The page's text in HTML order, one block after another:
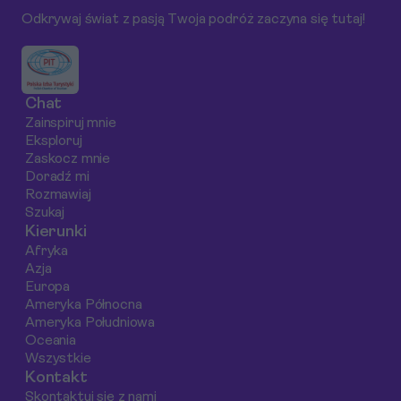
sangria. Dowiedz się,
dotyczącą
Odkrywaj świat z pasją Twoja podróż zaczyna się tutaj!
Chat
Zainspiruj mnie
Eksploruj
Zaskocz mnie
Doradź mi
Rozmawiaj
Szukaj
Kierunki
Afryka
Azja
Europa
Ameryka Północna
Ameryka Południowa
Oceania
Wszystkie
Kontakt
Skontaktuj się z nami